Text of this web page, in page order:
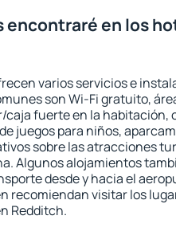
encontraré en los
varios servicios e
son Wi-Fi gratuito,
caja fuerte en la habitación,
juegos para niños,
sobre las atracciones
Algunos alojamientos
desde y hacia el
recomiendan visitar los
Redditch.